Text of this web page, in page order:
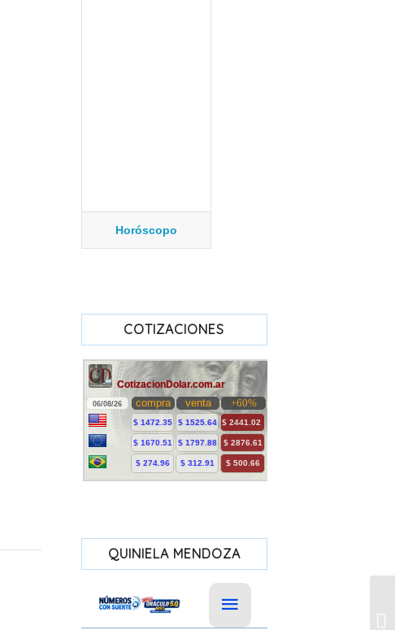
Horóscopo
COTIZACIONES
QUINIELA MENDOZA